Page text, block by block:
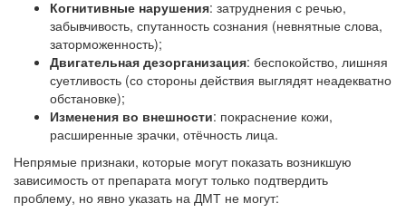
Когнитивные нарушения: затруднения с речью,
забывчивость, спутанность сознания (невнятные слова,
заторможенность);
Двигательная дезорганизация: беспокойство, лишняя
суетливость (со стороны действия выглядят неадекватно
обстановке);
Изменения во внешности: покраснение кожи,
расширенные зрачки, отёчность лица.
Непрямые признаки, которые могут показать возникшую
зависимость от препарата могут только подтвердить
проблему, но явно указать на ДМТ не могут: